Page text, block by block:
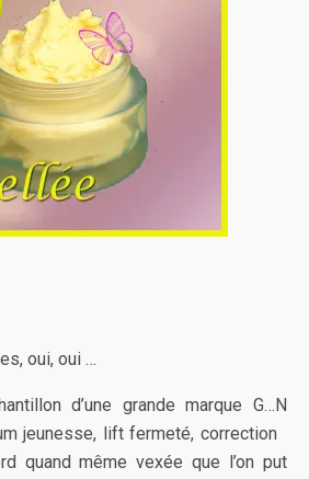
oui, oui …
d’une grande marque G…N
jeunesse, lift fermeté, correction
quand même vexée que l’on put